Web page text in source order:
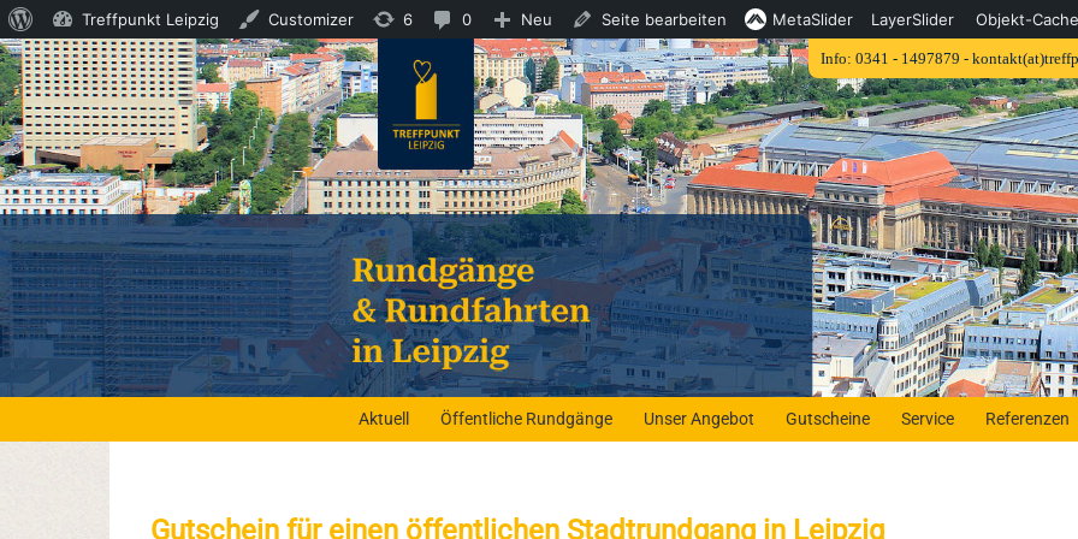
Aktuell Öffentliche Rundgänge Unser Angebot Gutscheine Service Referenzen
Gutschein für einen öffentlichen Stadtrundgang in Leipzig
Info: 0341 - 1497879 -
Über
WordPress
Treffpunkt Leipzig Customizer 66
Updates
verfügbar
00
Kommentare
in
Moderation
Neu Seite bearbeiten MetaSlider LayerSlider Objekt-Cache